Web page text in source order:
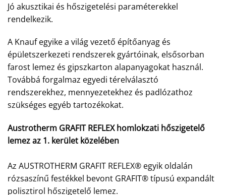
Jó akusztikai és hőszigetelési paraméterekkel
rendelkezik.
A Knauf egyike a világ vezető építőanyag és
épületszerkezeti rendszerek gyártóinak, elsősorban
farost lemez és gipszkarton alapanyagokat használ.
Továbbá forgalmaz egyedi térelválasztó
rendszerekhez, mennyezetekhez és padlózathoz
szükséges egyéb tartozékokat.
Austrotherm GRAFIT REFLEX homlokzati hőszigetelő
lemez az 1. kerület közelében
Az AUSTROTHERM GRAFIT REFLEX® egyik oldalán
rózsaszínű festékkel bevont GRAFIT® típusú expandált
polisztirol hőszigetelő lemez.